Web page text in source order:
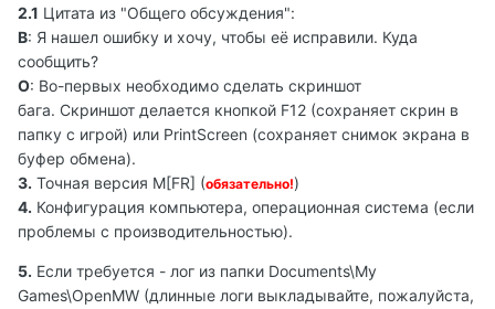
2.1 Цитата из "Общего обсуждения":
В: Я нашел ошибку и хочу, чтобы её исправили. Куда
сообщить?
О: Во-первых необходимо сделать скриншот
бага. Скриншот делается кнопкой F12 (сохраняет скрин в
папку с игрой) или PrintScreen (сохраняет снимок экрана в
буфер обмена).
3. Точная версия M[FR] (обязательно!)
4. Конфигурация компьютера, операционная система (если
проблемы с производительностью).
5. Если требуется - лог из папки Documents\My
Games\OpenMW (длинные логи выкладывайте, пожалуйста,